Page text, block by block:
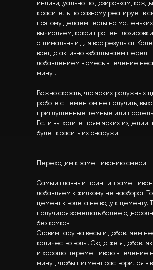
индивидуально по дозировкам,
краситель по разному реагирует в
поэтому делаем тесты на
вычисляем, какой процент
оптимальный для вас результат.
всегда активно взбалтываем перед
добавлением в смесь в течение
минут.
Важно сказать, что ярких радужных
работе с цементом не получить,
приглушённые, темные или
Если вы хотите прям ярких изделий,
будет красить их снаружи.
Переходим к замешиванию смеси.
Самый главный принцип
добавляем к жидкому не наоборот.
цемент к воде, а не воду к цементу.
получится замешать более
без комков.
Ставим тару на весы и добавляем
количество воды. Сюда же я
и хорошо перемешиваю в течение
минут, чтобы пигмент растворился в